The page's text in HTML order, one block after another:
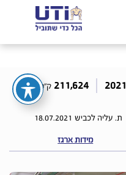
2021
211,624 ק"מ
ת. עליה לכביש
מידות ארגז